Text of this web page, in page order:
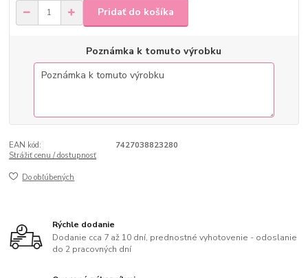
Pridať do košíka
Poznámka k tomuto výrobku
EAN kód:
7427038823280
Strážiť cenu / dostupnosť
Do obľúbených
Rýchle dodanie
Dodanie cca 7 až 10 dní, prednostné vyhotovenie - odoslanie
do 2 pracovných dní